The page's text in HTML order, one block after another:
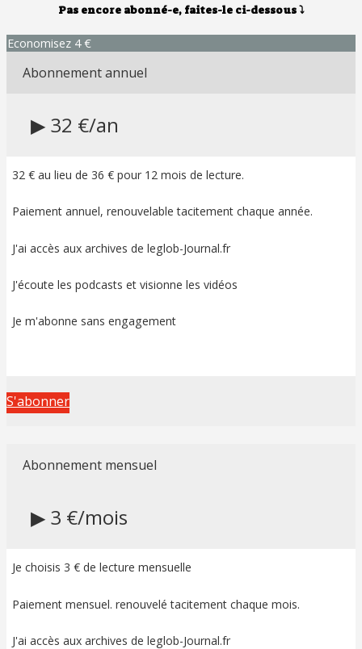
Pas encore abonné-e, faites-le ci-dessous⤵
Economisez 4 €
Abonnement annuel
▶ 32 €/an
32 € au lieu de 36 € pour 12 mois de lecture.
Paiement annuel, renouvelable tacitement chaque année.
J'ai accès aux archives de leglob-Journal.fr
J'écoute les podcasts et visionne les vidéos
Je m'abonne sans engagement
S'abonner
Abonnement mensuel
▶ 3 €/mois
Je choisis 3 € de lecture mensuelle
Paiement mensuel. renouvelé tacitement chaque mois.
J'ai accès aux archives de leglob-Journal.fr